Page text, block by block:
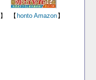
】 【 honto Amazon 】